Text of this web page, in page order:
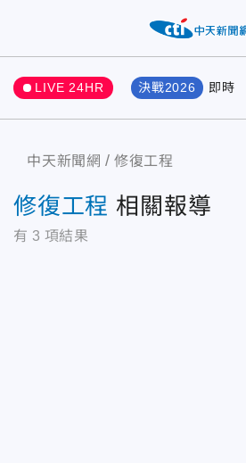
LIVE 24HR 決戰2026 即時
中天新聞網 修復工程
修復工程 相關報導
有 3 項結果